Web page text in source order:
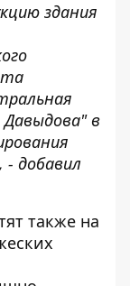
здания
в
- добавил
также на